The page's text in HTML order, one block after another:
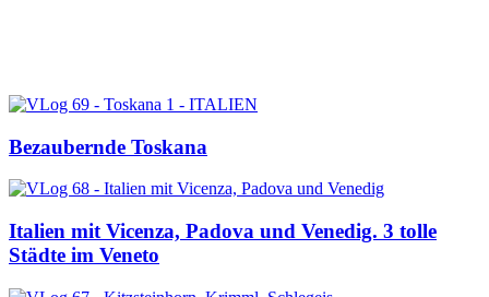
Bezaubernde Toskana
Italien mit Vicenza, Padova und Venedig. 3 tolle
Städte im Veneto